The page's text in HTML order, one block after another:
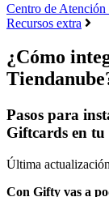
Centro de Atención
Recursos extra
¿Cómo
Pasos para
Giftcards en tu
Última
Con Gifty vas a